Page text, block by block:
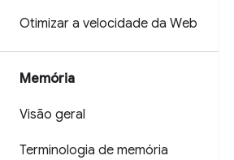
Otimizar a velocidade da Web
Memória
Visão geral
Terminologia de memória